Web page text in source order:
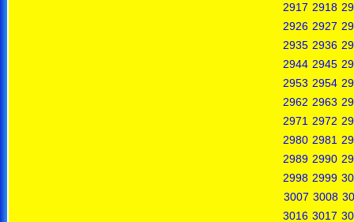
2917 2918
2926 2927
2935 2936
2944 2945
2953 2954
2962 2963
2971 2972
2980 2981
2989 2990
2998 2999
3007 3008
3016 3017